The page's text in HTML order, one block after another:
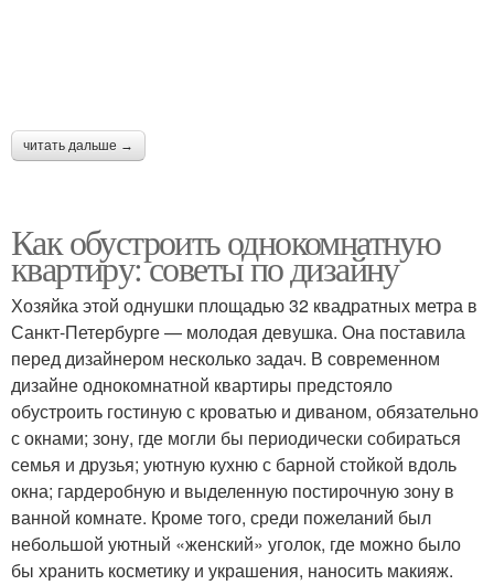
читать дальше →
Как обустроить однокомнатную
квартиру: советы по дизайну
Хозяйка этой однушки площадью 32 квадратных метра в
Санкт-Петербурге — молодая девушка. Она поставила
перед дизайнером несколько задач. В современном
дизайне однокомнатной квартиры предстояло
обустроить гостиную с кроватью и диваном, обязательно
с окнами; зону, где могли бы периодически собираться
семья и друзья; уютную кухню с барной стойкой вдоль
окна; гардеробную и выделенную постирочную зону в
ванной комнате. Кроме того, среди пожеланий был
небольшой уютный «женский» уголок, где можно было
бы хранить косметику и украшения, наносить макияж.